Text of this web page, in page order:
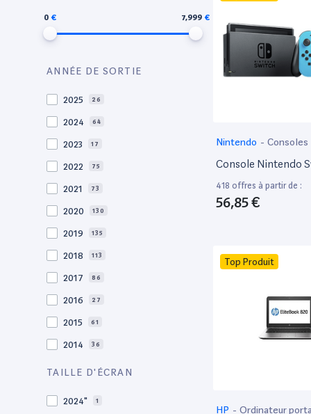
0 7,999
ANNÉE DE SORTIE
2025 26
2024 64
2023 17
2022 75
2021 73
2020 130
2019 135
2018 113
2017 86
2016 27
2015 61
2014 36
2013
TAILLE D'ÉCRAN
2024" 1
Nintendo - Consoles
Console Nintendo
418 offres à partir de :
56,85 €
Top Produit
HP - Ordinateur